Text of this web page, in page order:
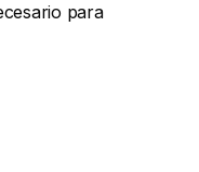
para